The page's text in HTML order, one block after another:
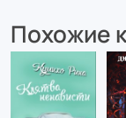
Похожие